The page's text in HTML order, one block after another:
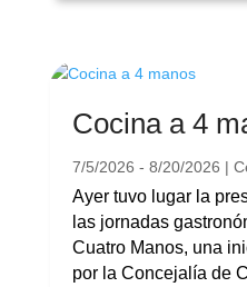
Cocina a 4
7/5/2026 - 8/20/2026 |
Ayer tuvo lugar la
las jornadas
Cuatro Manos, una
por la Concejalía de